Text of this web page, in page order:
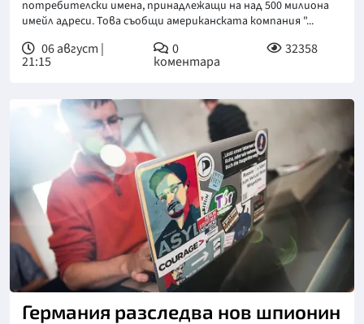
потребителски имена, принадлежащи на над 500 милиона
имейл адреси. Това съобщи американската компания "...
06 август |
21:15
0
коментара
32358
Германия разследва нов шпионин